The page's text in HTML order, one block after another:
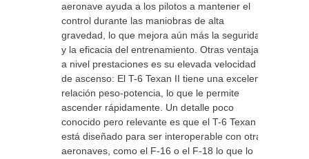
aeronave ayuda a los pilotos a mantener el
control durante las maniobras de alta
gravedad, lo que mejora aún más la seguridad
y la eficacia del entrenamiento. Otras ventajas
a nivel prestaciones es su elevada velocidad
de ascenso: El T-6 Texan II tiene una excelente
relación peso-potencia, lo que le permite
ascender rápidamente. Un detalle poco
conocido pero relevante es que el T-6 Texan II
está diseñado para ser interoperable con otras
aeronaves, como el F-16 o el F-18 lo que lo